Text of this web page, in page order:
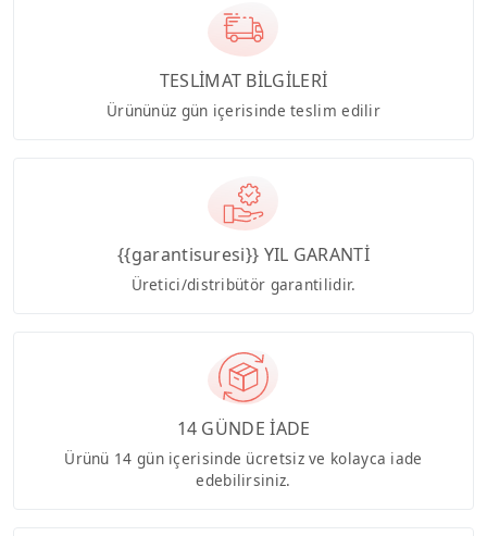
TESLİMAT BİLGİLERİ
Ürününüz gün içerisinde teslim edilir
{{garantisuresi}} YIL GARANTİ
Üretici/distribütör garantilidir.
14 GÜNDE İADE
Ürünü 14 gün içerisinde ücretsiz ve kolayca iade
edebilirsiniz.